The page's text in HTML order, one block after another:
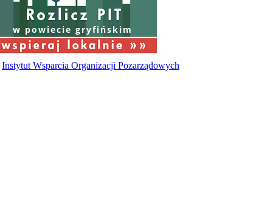
w powiecie gryfińskim
Instytut Wsparcia Organizacji Pozarządowych